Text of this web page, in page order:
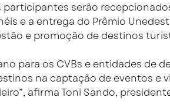
serão
e a entrega do Prêmio
e promoção de destinos
para os CVBs e entidades de
na captação de eventos e
afirma Toni Sando,